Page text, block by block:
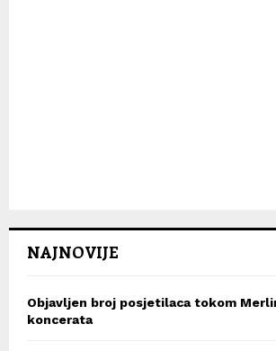
NAJNOVIJE
Objavljen broj posjetilaca tokom
koncerata